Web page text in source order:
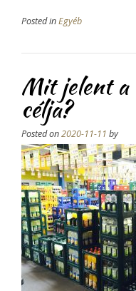
Posted inEgyéb
Mit jelent a
célja?
Posted on2020-11-11 by